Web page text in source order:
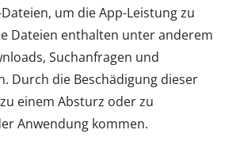
um die App-Leistung zu
Dateien enthalten unter anderem
Suchanfragen und
Durch die Beschädigung dieser
einem Absturz oder zu
Anwendung kommen.